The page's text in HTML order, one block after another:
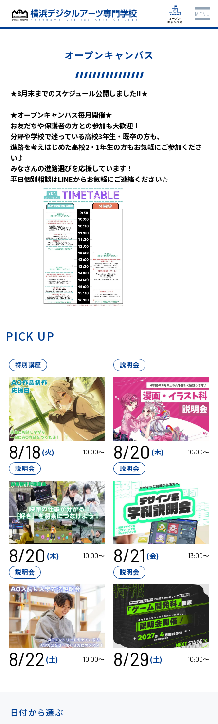
MENU
オープンキャンパス
★8月末までのスケジュール公開しました!!★
★オープンキャンパス毎月開催★
お友だちや保護者の方との参加も大歓迎！
分野や学校で迷っている高校3年生・既卒の方も、
進路を考えはじめた高校2・1年生の方もお気軽にご参加くださ
い♪
みなさんの進路選びを応援しています！
平日個別相談はLINEからお気軽にご連絡ください☆
PICK UP
特別講座
8/18 (火) 10:00〜
説明会
8/20 (木) 10:00〜
説明会
8/20 (木) 10:00〜
説明会
8/21 (金) 13:00〜
説明会
8/22 (土) 10:00〜
説明会
8/29 (土) 10:00〜
日付から選ぶ